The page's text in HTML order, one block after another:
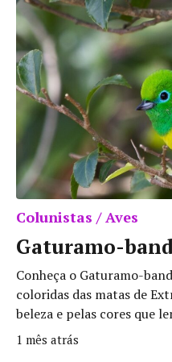
Colunistas / Aves
Gaturamo-
Conheça o Gaturamo-
coloridas das matas de
beleza e pelas cores que
1 mês atrás